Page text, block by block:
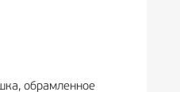
обрамленное